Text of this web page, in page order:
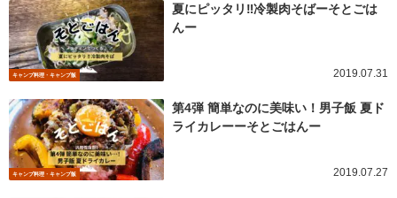
キャンプ料理・キャンプ飯
夏にピッタリ‼︎冷製肉そばーそとごは
んー
2019.07.31
キャンプ料理・キャンプ飯
第4弾 簡単なのに美味い！男子飯 夏ド
ライカレーーそとごはんー
2019.07.27